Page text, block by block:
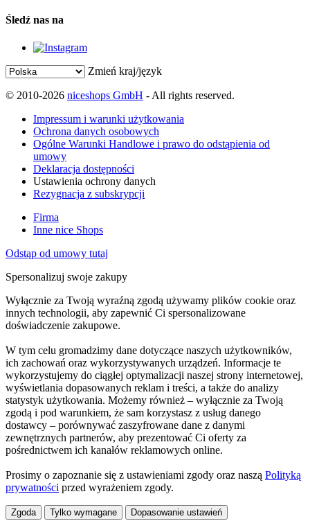
Śledź nas na
Zmień kraj/język
© 2010-2026 niceshops GmbH - All rights reserved.
Impressum i warunki użytkowania
Ochrona danych osobowych
Ogólne Warunki Handlowe i prawo do odstąpienia od
umowy
Deklaracja dostępności
Ustawienia ochrony danych
Rezygnacja z subskrypcji
Firma
Inne nice Shops
Odstąp od umowy tutaj
Spersonalizuj swoje zakupy
Wyłącznie za Twoją wyraźną zgodą używamy plików cookie oraz
innych technologii, aby zapewnić Ci spersonalizowane
doświadczenie zakupowe.
W tym celu gromadzimy dane dotyczące naszych użytkowników,
ich zachowań oraz wykorzystywanych urządzeń. Informacje te
wykorzystujemy do ciągłej optymalizacji naszej strony internetowej,
wyświetlania dopasowanych reklam i treści, a także do analizy
statystyk użytkowania. Możemy również – wyłącznie za Twoją
zgodą i pod warunkiem, że sam korzystasz z usług danego
dostawcy – porównywać zaszyfrowane dane z danymi
zewnętrznych partnerów, aby prezentować Ci oferty za
pośrednictwem ich kanałów reklamowych online.
Prosimy o zapoznanie się z ustawieniami zgody oraz naszą Polityką
prywatności przed wyrażeniem zgody.
Zgoda Tylko wymagane Dopasowanie ustawień